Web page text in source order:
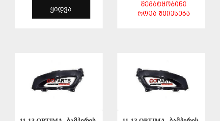
ᲧᲘᲓᲕᲐ
ᲨᲔᲛᲐᲢᲧᲝᲑᲘᲜᲔ
ᲠᲝᲪᲐ ᲨᲔᲘᲕᲡᲔᲑᲐ